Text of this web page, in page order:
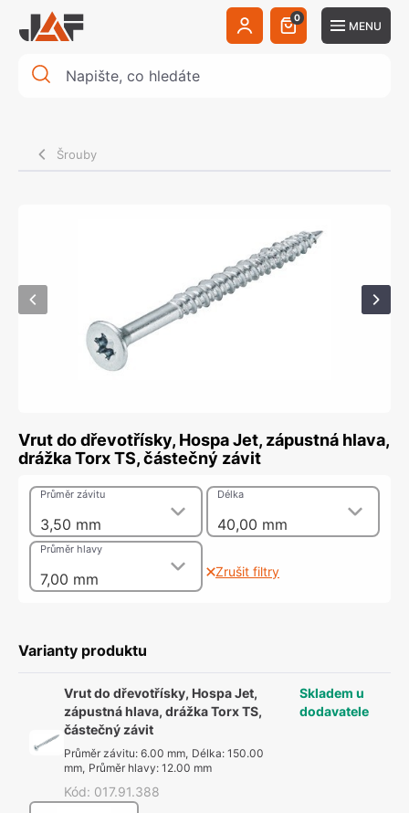
0
MENU
Šrouby
Vrut do dřevotřísky, Hospa Jet, zápustná hlava,
drážka Torx TS, částečný závit
3,50 mm
Průměr závitu
40,00 mm
Délka
7,00 mm
Průměr hlavy
Zrušit filtry
Varianty produktu
Vrut do dřevotřísky, Hospa Jet,
zápustná hlava, drážka Torx TS,
částečný závit
Průměr závitu:6.00 mm, Délka:150.00
mm, Průměr hlavy:12.00 mm
Kód: 017.91.388
Skladem u
dodavatele